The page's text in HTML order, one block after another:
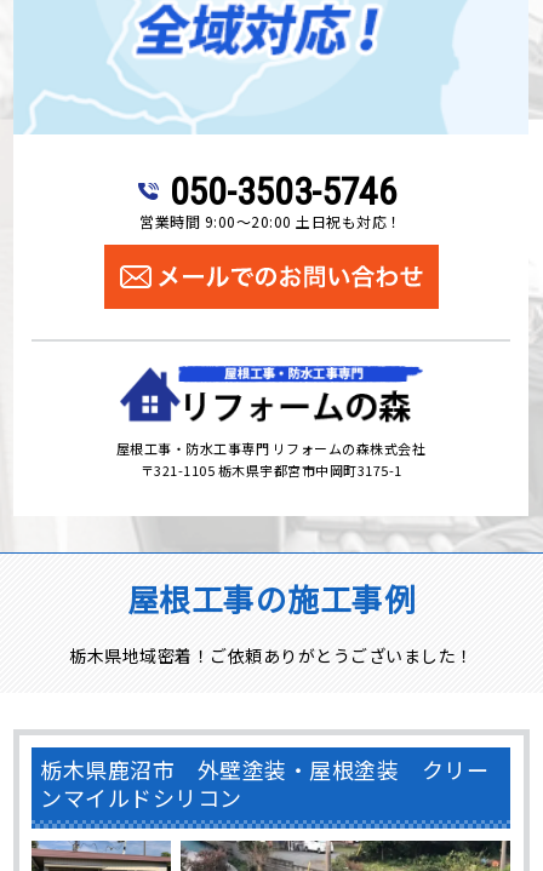
050-3503-5746
営業時間 9:00～20:00 土日祝も対応！
屋根工事・防水工事専門 リフォームの森株式会社
〒321-1105 栃木県宇都宮市中岡町3175-1
屋根工事の施工事例
栃木県地域密着！ご依頼ありがとうございました！
栃木県鹿沼市 外壁塗装・屋根塗装 クリー
ンマイルドシリコン